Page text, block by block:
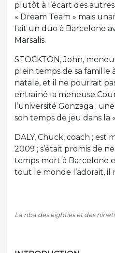
plutôt à l’écart des
« Dream Team » mais
fait un duo à Barcelone
Marsalis.
STOCKTON, John,
plein temps de sa famille
natale, et il ne pourrait
entraîné la meneuse
l’université Gonzaga ;
son temps de jeu dans la
DALY, Chuck, coach ; est
2009 ; s’était promis de
temps mort à Barcelone
tout le monde l’adorait, il
La nba des eighties et des